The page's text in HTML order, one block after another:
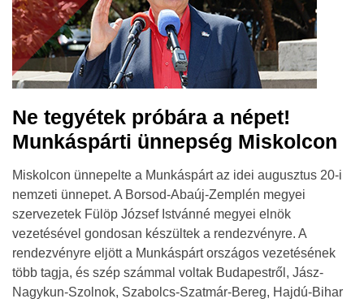
Ne tegyétek próbára a népet!
Munkáspárti ünnepség Miskolcon
Miskolcon ünnepelte a Munkáspárt az idei augusztus 20-i
nemzeti ünnepet. A Borsod-Abaúj-Zemplén megyei
szervezetek Fülöp József Istvánné megyei elnök
vezetésével gondosan készültek a rendezvényre. A
rendezvényre eljött a Munkáspárt országos vezetésének
több tagja, és szép számmal voltak Budapestről, Jász-
Nagykun-Szolnok, Szabolcs-Szatmár-Bereg, Hajdú-Bihar